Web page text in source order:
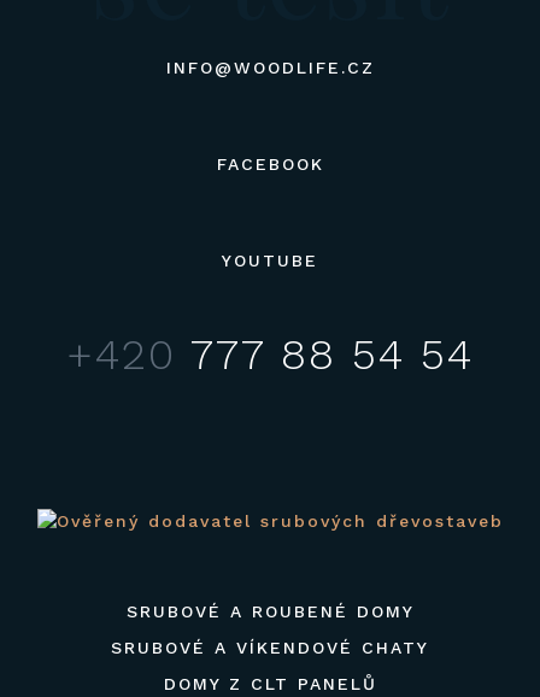
INFO@WOODLIFE.CZ
FACEBOOK
YOUTUBE
+420 777 88 54 54
SRUBOVÉ A ROUBENÉ DOMY
SRUBOVÉ A VÍKENDOVÉ CHATY
DOMY Z CLT PANELŮ